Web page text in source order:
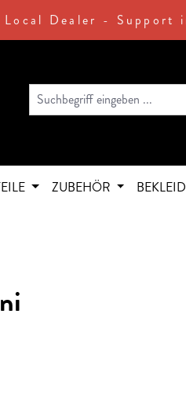
Dealer - Support
ZUBEHÖR